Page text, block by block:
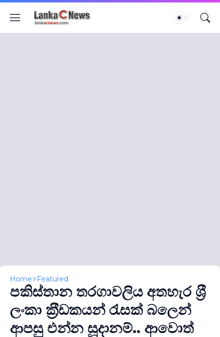
Home Featured
පකිස්තාන තරගාවලිය අතහැර ශ‍්‍රී
ලංකා ක‍්‍රීඩකයන් රැසක් බලෙන්
ආපසු එන්න සූදානම්.. ආවොත්